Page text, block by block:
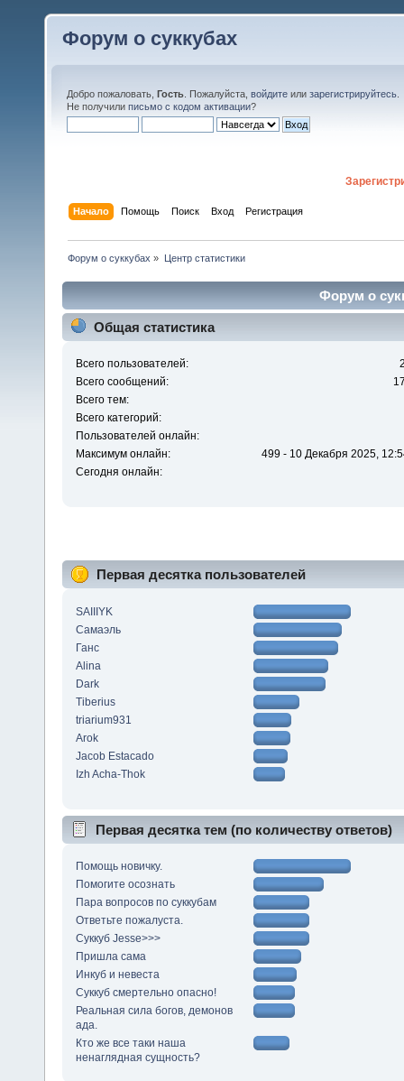
Форум о суккубах
Добро пожаловать, Гость . Пожалуйста, войдите или зарегистрируйтесь
Не получили письмо с кодом активации?
Начало Помощь Поиск Вход Регистрация
Форум о суккубах » Центр статистики
Форум о
Общая статистика
Всего пользователей:
Всего сообщений:
Всего тем:
Всего категорий:
Пользователей онлайн:
Максимум онлайн:
499 - 10 Декабря 2025,
Сегодня онлайн:
Первая десятка пользователей
SAIIIYK
Самаэль
Ганс
Alina
Dark
Tiberius
triarium931
Arok
Jacob Estacado
Izh Acha-Thok
Первая десятка тем (по количеству ответов)
Помощь новичку.
Помогите осознать
Пара вопросов по суккубам
Ответьте пожалуста.
Суккуб Jesse>>>
Пришла сама
Инкуб и невеста
Суккуб смертельно опасно!
Реальная сила богов, демонов
ада.
Кто же все таки наша
ненаглядная сущность?